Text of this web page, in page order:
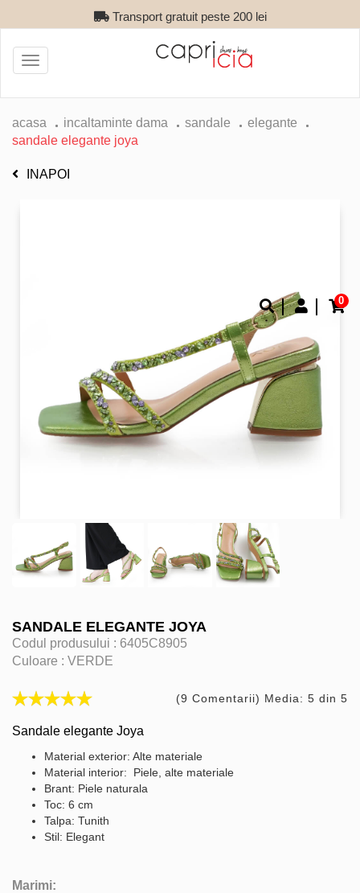
Transport gratuit peste 200 lei
0
Toggle
navigation
acasa incaltaminte dama sandale
elegante
sandale elegante joya
INAPOI
SANDALE ELEGANTE JOYA
Codul produsului : 6405C8905
Culoare : VERDE
(9 Comentarii) Media: 5 din 5
Sandale elegante Joya
Material exterior: Alte materiale
Material interior: Piele, alte materiale
Brant: Piele naturala
Toc: 6 cm
Talpa: Tunith
Stil: Elegant
Marimi: